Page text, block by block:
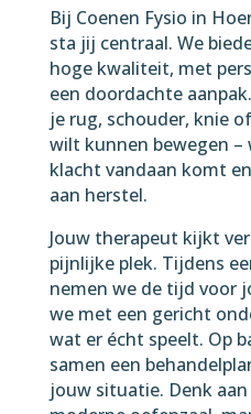
Bij Coenen Fysio in
sta jij centraal. We
hoge kwaliteit, met
een doordachte
je rug, schouder, knie
wilt kunnen bewegen
klacht vandaan komt
aan herstel.
Jouw therapeut kijkt
pijnlijke plek. Tijdens
nemen we de tijd voor
we met een gericht
wat er écht speelt. Op
samen een
jouw situatie. Denk